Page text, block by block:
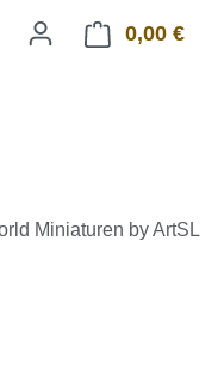
0,00 €
Miniaturen by ArtSL